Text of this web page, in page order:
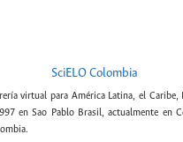
SciELO Colombia
virtual para América Latina, el Caribe,
en Sao Pablo Brasil, actualmente en